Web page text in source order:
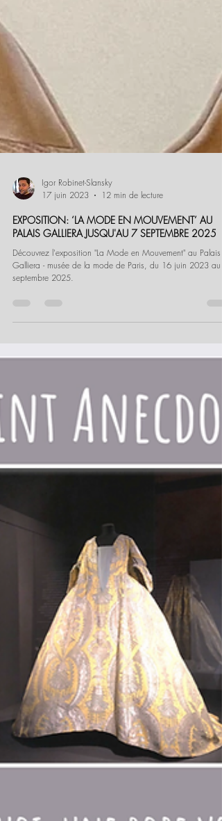
Igor Robinet-Slansky
17 juin 2023
12 min de lecture
EXPOSITION: ‘LA MODE EN MOUVEMENT’ AU
PALAIS GALLIERA JUSQU'AU 7 SEPTEMBRE 2025
septembre 2025.